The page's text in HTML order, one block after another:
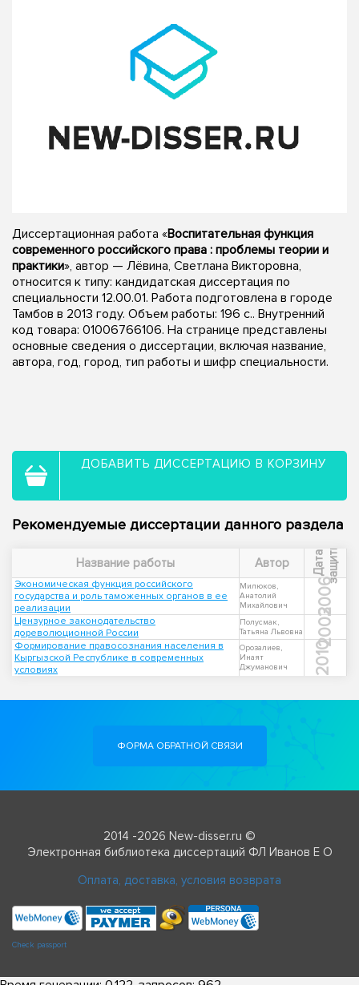
Диссертационная работа «Воспитательная функция
современного российского права : проблемы теории и
практики», автор — Лёвина, Светлана Викторовна,
относится к типу: кандидатская диссертация по
специальности 12.00.01. Работа подготовлена в городе
Тамбов в 2013 году. Объем работы: 196 с.. Внутренний
код товара: 01006766106. На странице представлены
основные сведения о диссертации, включая название,
автора, год, город, тип работы и шифр специальности.
ДОБАВИТЬ ДИССЕРТАЦИЮ В КОРЗИНУ
Рекомендуемые диссертации данного раздела
Название работы Автор Д
а
т
а
з
а
щ
и
т ы
Экономическая функция российского
государства и роль таможенных органов в ее
реализации
Милюков,
Анатолий
Михайлович
2006
Цензурное законодательство
дореволюционной России
Полусмак,
Татьяна Львовна
2003
Формирование правосознания населения в
Кыргызской Республике в современных
условиях
Орозалиев,
Инаят
Джуманович
2010
ФОРМА ОБРАТНОЙ СВЯЗИ
2014 -2026 New-disser.ru ©
Электронная библиотека диссертаций ФЛ Иванов Е О
Оплата, доставка, условия возврата
Check passport